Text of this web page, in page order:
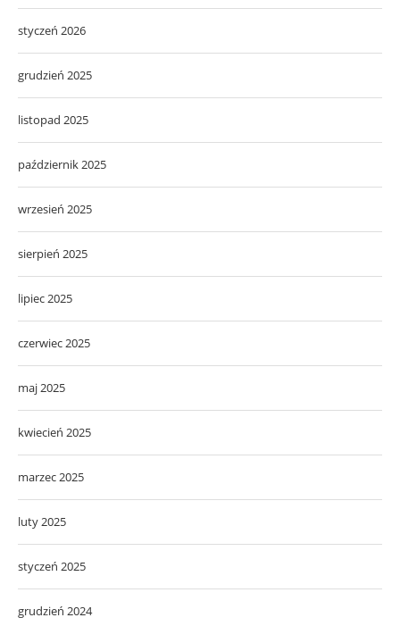
styczeń 2026
grudzień 2025
listopad 2025
październik 2025
wrzesień 2025
sierpień 2025
lipiec 2025
czerwiec 2025
maj 2025
kwiecień 2025
marzec 2025
luty 2025
styczeń 2025
grudzień 2024